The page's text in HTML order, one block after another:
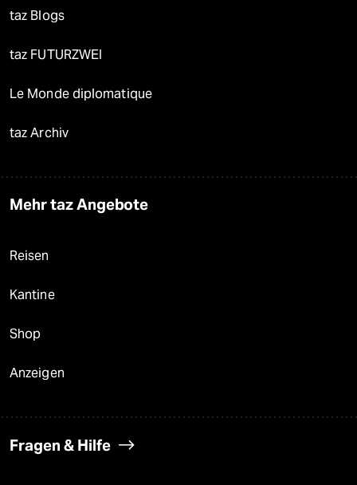
taz Blogs
taz FUTURZWEI
Le Monde diplomatique
taz Archiv
Mehr taz Angebote
Reisen
Kantine
Shop
Anzeigen
Fragen & Hilfe